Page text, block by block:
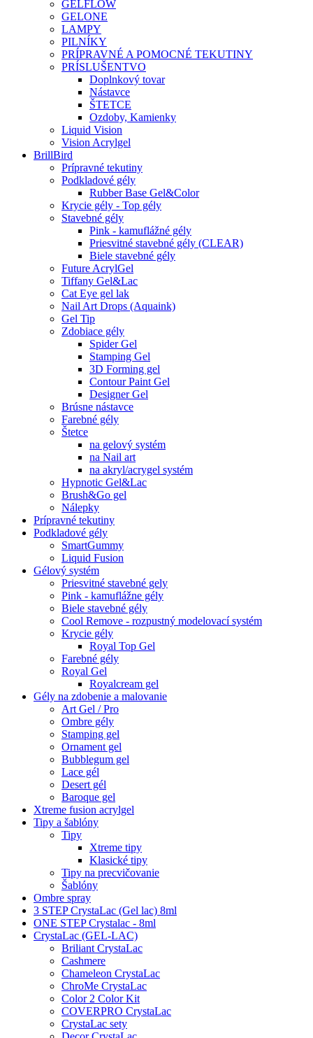
GELFLOW
GELONE
LAMPY
PILNÍKY
PRÍPRAVNÉ A POMOCNÉ TEKUTINY
PRÍSLUŠENTVO
Doplnkový tovar
Nástavce
ŠTETCE
Ozdoby, Kamienky
Liquid Vision
Vision Acrylgel
BrillBird
Prípravné tekutiny
Podkladové gély
Rubber Base Gel&Color
Krycie gély - Top gély
Stavebné gély
Pink - kamuflážné gély
Priesvitné stavebné gély (CLEAR)
Biele stavebné gély
Future AcrylGel
Tiffany Gel&Lac
Cat Eye gel lak
Nail Art Drops (Aquaink)
Gel Tip
Zdobiace gély
Spider Gel
Stamping Gel
3D Forming gel
Contour Paint Gel
Designer Gel
Brúsne nástavce
Farebné gély
Štetce
na gelový systém
na Nail art
na akryl/acrygel systém
Hypnotic Gel&Lac
Brush&Go gel
Nálepky
Prípravné tekutiny
Podkladové gély
SmartGummy
Liquid Fusion
Gélový systém
Priesvitné stavebné gely
Pink - kamuflážne gély
Biele stavebné gély
Cool Remove - rozpustný modelovací systém
Krycie gély
Royal Top Gel
Farebné gély
Royal Gel
Royalcream gel
Gély na zdobenie a malovanie
Art Gel / Pro
Ombre gély
Stamping gel
Ornament gel
Bubblegum gel
Lace gél
Desert gél
Baroque gel
Xtreme fusion acrylgel
Tipy a šablóny
Tipy
Xtreme tipy
Klasické tipy
Tipy na precvičovanie
Šablóny
Ombre spray
3 STEP CrystaLac (Gel lac) 8ml
ONE STEP Crystalac - 8ml
CrystaLac (GEL-LAC)
Briliant CrystaLac
Cashmere
Chameleon CrystaLac
ChroMe CrystaLac
Color 2 Color Kit
COVERPRO CrystaLac
CrystaLac sety